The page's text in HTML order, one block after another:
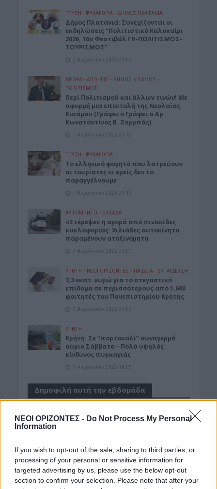
ΝΕΟΙ ΟΡΙΖΟΝΤΕΣ - Do Not Process My Personal
Information
If you wish to opt-out of the sale, sharing to third parties, or
processing of your personal or sensitive information for
targeted advertising by us, please use the below opt-out
section to confirm your selection. Please note that after your
ΓΕΎΣΗ - ΨΥΧΑΓΩΓΊΑ • ΔΉΜΟΣ ΠΛΑΤΑΝΙΆ
Δήμος Πλατανιά: Συνεχίζονται οι
εκδηλώσεις “Πολιτιστικό Καλοκαίρι
2026, 16ο Φεστιβάλ ΓΗ-ΠΟΛΙΤΙΣΜΟΣ-
ΤΟΥΡΙΣΜΟΣ”
7 Αυγούστου 2026 21:54
ΑΡΘΡΑ - ΑΠΟΨΕΙΣ • ΔΉΜΟΣ ΚΙΣΆΜΟΥ •
ΠΟΛΙΤΙΣΜΟΣ
Περί Πολιτισμού και άλλων τινών! Mε
αφορμή μια επιστολή της Νεολαίας
Κισάμου (Γράφει ο Γράφει ο Δρ
Κωνσταντίνος Β. Ζορμπάς)
7 Αυγούστου 2026 21:42
ΓΕΎΣΗ - ΨΥΧΑΓΩΓΊΑ
Το ελληνικό φαγητό που λατρεύουν
οι τουρίστες κι εμείς δεν το
παραγγέλνουμε
7 Αυγούστου 2026 21:13
ΑΥΤΟΚΙΝΗΤΟ • ΕΛΛΑΔΑ
«Στέρεψε» η αγορά από πινακίδες
κυκλοφορίας: Χιλιάδες αυτοκίνητα
παραμένουν αταξινόμητα
7 Αυγούστου 2026 21:07
ΚΡΗΤΗ • ΝΕΟΙ ΟΡΙΖΟΝΤΕΣ • ΠΑΙΔΕΙΑ - ΕΚΠΑΙΔΕΥΣΗ
3,3 εκατ. ευρώ για το στεγαστικό
επίδομα σε περισσότερους από 1.600
φοιτητές του Πανεπιστημίου Κρήτης
7 Αυγούστου 2026 21:03
ΚΡΗΤΗ
Κρήτη: Σε “πορτοκαλί” συναγερμό
αύριο Σάββατο – Πολύ υψηλός
κίνδυνος πυρκαγιάς
7 Αυγούστου 2026 18:05
Δημοφιλή αυτή την εβδομάδα